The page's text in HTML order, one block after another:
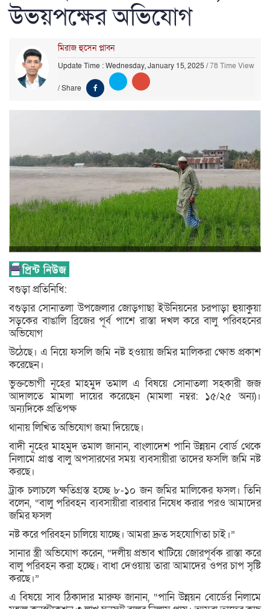
উভয়পক্ষের অভিযোগ
মিরাজ হুসেন প্লাবন
Update Time : Wednesday, January 15, 2025 /78 Time View
/Share
বগুড়া প্রতিনিধি:
বগুড়ার সোনাতলা উপজেলার জোড়গাছা ইউনিয়নের চরপাড়া হুয়াকুয়া
সড়কের বাঙালি ব্রিজের পূর্ব পাশে রাস্তা দখল করে বালু পরিবহনের
অভিযোগ
উঠেছে। এ নিয়ে ফসলি জমি নষ্ট হওয়ায় জমির মালিকরা ক্ষোভ প্রকাশ
করেছেন।
ভুক্তভোগী নূহের মাহমুদ তমাল এ বিষয়ে সোনাতলা সহকারী জজ
আদালতে মামলা দায়ের করেছেন (মামলা নম্বর: ১৫/২৫ অন্য)।
অন্যদিকে প্রতিপক্ষ
থানায় লিখিত অভিযোগ জমা দিয়েছে।
বাদী নূহের মাহমুদ তমাল জানান, বাংলাদেশ পানি উন্নয়ন বোর্ড থেকে
নিলামে প্রাপ্ত বালু অপসারণের সময় ব্যবসায়ীরা তাদের ফসলি জমি নষ্ট
করছে।
ট্রাক চলাচলে ক্ষতিগ্রস্ত হচ্ছে ৮-১০ জন জমির মালিকের ফসল। তিনি
বলেন, “বালু পরিবহন ব্যবসায়ীরা বারবার নিষেধ করার পরও আমাদের
জমির ফসল
নষ্ট করে পরিবহন চালিয়ে যাচ্ছে। আমরা দ্রুত সহযোগিতা চাই।”
সানার স্ত্রী অভিযোগ করেন, “দলীয় প্রভাব খাটিয়ে জোরপূর্বক রাস্তা করে
বালু পরিবহন করা হচ্ছে। বাধা দেওয়ায় তারা আমাদের ওপর চাপ সৃষ্টি
করছে।”
এ বিষয়ে সাব ঠিকাদার মারুফ জানান, “পানি উন্নয়ন বোর্ডের নিলামে